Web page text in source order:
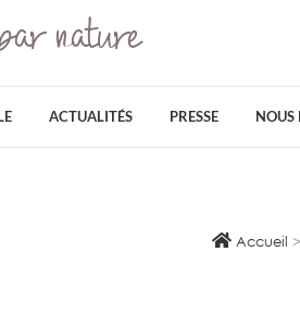
GRAND ORGANISATEUR
DÉDIÉS AU BIEN-
nature
ACTUALITÉS PRESSE NOUS
Accueil >